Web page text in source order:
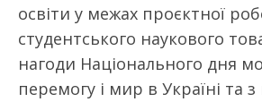
освіти у межах проєктної
студентського наукового
нагоди Національного дня
перемогу і мир в Україні та